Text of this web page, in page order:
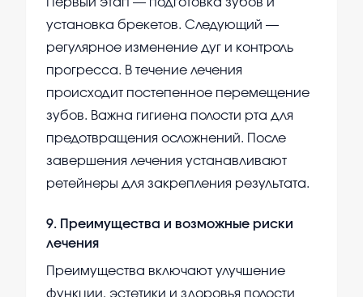
установка брекетов. Следующий —
регулярное изменение дуг и контроль
прогресса. В течение лечения
происходит постепенное перемещение
зубов. Важна гигиена полости рта для
предотвращения осложнений. После
завершения лечения устанавливают
ретейнеры для закрепления результата.
9. Преимущества и возможные риски
лечения
Преимущества включают улучшение
функции, эстетики и здоровья полости